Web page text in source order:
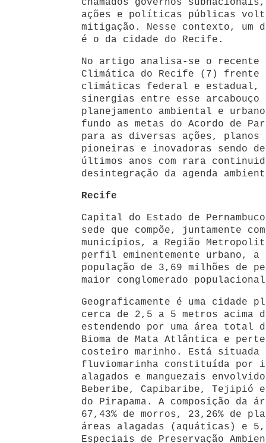
chamados governos
ações e políticas públicas
mitigação. Nesse contexto, um
é o da cidade do Recife.
No artigo analisa-se o recente
Climática do Recife (7) frente
climáticas federal e estadual,
sinergias entre esse arcabouço
planejamento ambiental e
fundo as metas do Acordo de
para as diversas ações,
pioneiras e inovadoras sendo
últimos anos com rara
desintegração da agenda
Recife
Capital do Estado de
sede que compõe, juntamente
municípios, a Região
perfil eminentemente urbano, a
população de 3,69 milhões de
maior conglomerado
Geograficamente é uma cidade
cerca de 2,5 a 5 metros acima
estendendo por uma área total
Bioma de Mata Atlântica e
costeiro marinho. Está situada
fluviomarinha constituída por
alagados e manguezais
Beberibe, Capibaribe, Tejipió e
do Pirapama. A composição
67,43% de morros, 23,26% de
áreas alagadas (aquáticas) e
Especiais de Preservação